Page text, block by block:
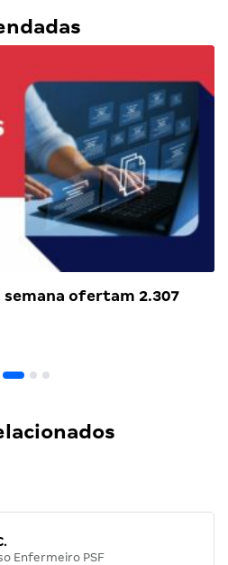
ofertam 2.307
Enfermeiro PSF